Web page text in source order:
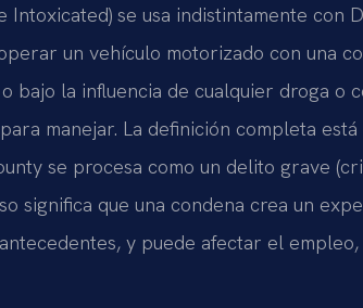
se usa indistintamente con
un vehículo motorizado con una
bajo la influencia de cualquier droga o
manejar. La definición completa
se procesa como un delito grave
significa que una condena crea un
y puede afectar el